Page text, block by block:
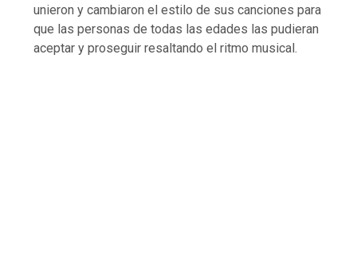
unieron y cambiaron el estilo de sus canciones para
que las personas de todas las edades las pudieran
aceptar y proseguir resaltando el ritmo musical.